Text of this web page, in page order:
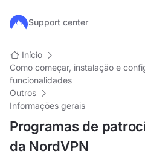
Ir para o conteúdo principal
Support center
Início
Como começar, instalação e
funcionalidades
Outros
Informações gerais
Programas de
da NordVPN